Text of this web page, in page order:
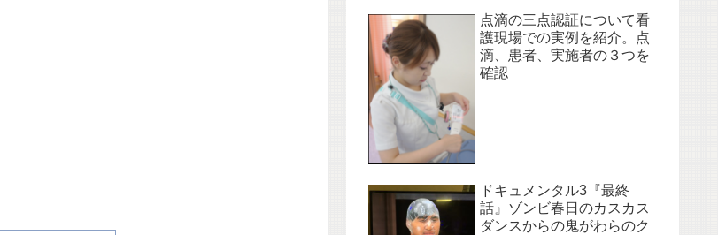
点滴の三点認証について看
護現場での実例を紹介。点
滴、患者、実施者の３つを
確認
ドキュメンタル3『最終
話』ゾンビ春日のカスカス
ダンスからの鬼がわらのク